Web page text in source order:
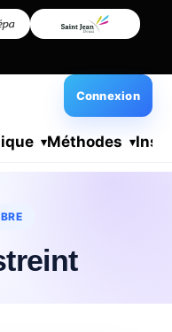
Méthodes
Connexion